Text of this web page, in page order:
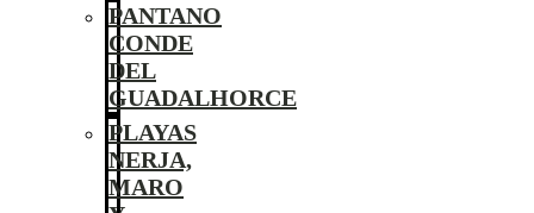
PANTANO
CONDE
DEL
GUADALHORCE
PLAYAS
NERJA,
MARO